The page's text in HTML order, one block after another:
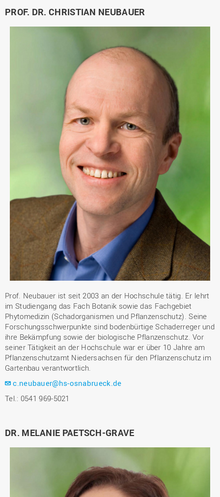
PROF. DR. CHRISTIAN NEUBAUER
Prof. Neubauer ist seit 2003 an der Hochschule tätig. Er lehrt
im Studiengang das Fach Botanik sowie das Fachgebiet
Phytomedizin (Schadorganismen und Pflanzenschutz). Seine
Forschungsschwerpunkte sind bodenbürtige Schaderreger und
ihre Bekämpfung sowie der biologische Pflanzenschutz. Vor
seiner Tätigkeit an der Hochschule war er über 10 Jahre am
Pflanzenschutzamt Niedersachsen für den Pflanzenschutz im
Gartenbau verantwortlich.
c.neubauer@hs-osnabrueck.de
Tel.: 0541 969-5021
DR. MELANIE PAETSCH-GRAVE